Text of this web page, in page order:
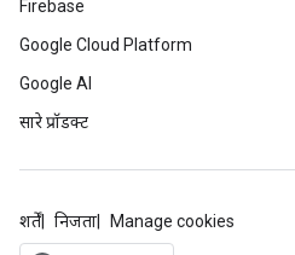
Firebase
Google Cloud Platform
Google AI
सारे प्रॉडक्ट
शर्तें निजता Manage cookies